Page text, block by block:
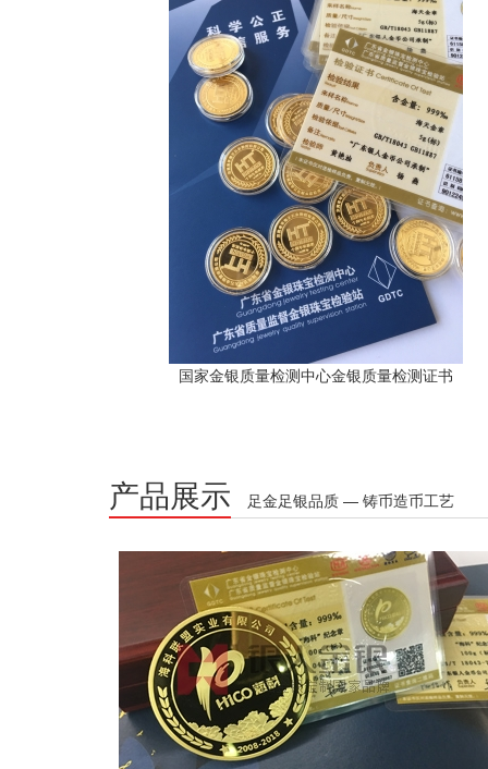
国家金银质量检测中心金银质量检测证书
产品展示 足金足银品质 — 铸币造币工艺